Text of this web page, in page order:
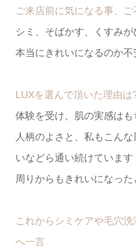
ご来店前に気になる事、
シミ、そばかす、くすみが
本当にきれいになるのか不
LUXを選んで頂いた理由は
体験を受け、肌の実感は
人柄のよさと、私もこん
いなどら通い続けています
周りからもきれいになっ
これからシミケアや毛穴
へ一言